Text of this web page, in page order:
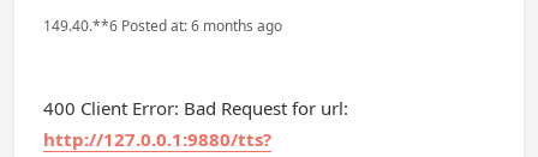
149.40.**6 Posted at: 6 months ago
400 Client Error: Bad Request for url:
http://127.0.0.1:9880/tts?